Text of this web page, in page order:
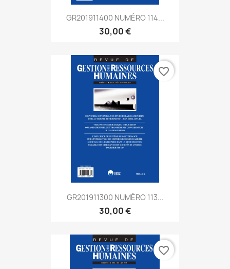
GR201911400 NUMÉRO 114...
30,00 €
GR201911300 NUMÉRO 113...
30,00 €
favorite_border
favorite_border